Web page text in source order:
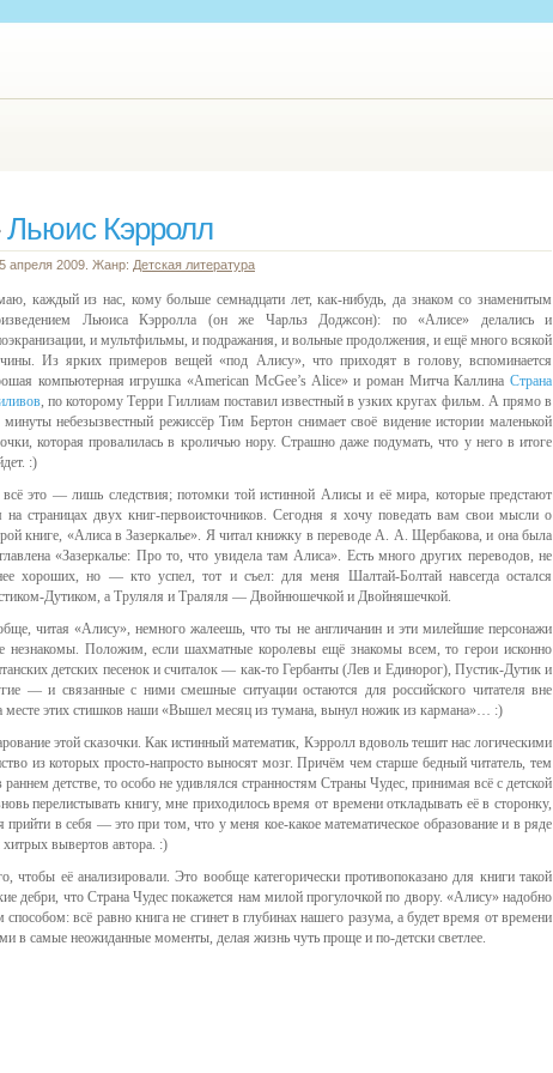
Льюис Кэрролл
апреля 2009. Жанр: Детская литература
каждый из нас, кому больше семнадцати лет, как-нибудь, да знаком со знаменитым
Льюиса Кэрролла (он же Чарльз Доджсон): по «Алисе» делались и
и мультфильмы, и подражания, и вольные продолжения, и ещё много всякой
Из ярких примеров вещей «под Алису», что приходят в голову, вспоминается
компьютерная игрушка «American McGee’s Alice» и роман Митча Каллина Страна
, по которому Терри Гиллиам поставил известный в узких кругах фильм. А прямо в
минуты небезызвестный режиссёр Тим Бертон снимает своё видение истории маленькой
которая провалилась в кроличью нору. Страшно даже подумать, что у него в итоге
:)
это — лишь следствия; потомки той истинной Алисы и её мира, которые предстают
на страницах двух книг-первоисточников. Сегодня я хочу поведать вам свои мысли о
книге, «Алиса в Зазеркалье». Я читал книжку в переводе А. А. Щербакова, и она была
«Зазеркалье: Про то, что увидела там Алиса». Есть много других переводов, не
хороших, но — кто успел, тот и съел: для меня Шалтай-Болтай навсегда остался
Дутиком, а Труляля и Траляля — Двойнюшечкой и Двойняшечкой.
читая «Алису», немного жалеешь, что ты не англичанин и эти милейшие персонажи
незнакомы. Положим, если шахматные королевы ещё знакомы всем, то герои исконно
детских песенок и считалок — как-то Гербанты (Лев и Единорог), Пустик-Дутик и
— и связанные с ними смешные ситуации остаются для российского читателя вне
месте этих стишков наши «Вышел месяц из тумана, вынул ножик из кармана»… :)
этой сказочки. Как истинный математик, Кэрролл вдоволь тешит нас логическими
из которых просто-напросто выносят мозг. Причём чем старше бедный читатель, тем
детстве, то особо не удивлялся странностям Страны Чудес, принимая всё с детской
перелистывать книгу, мне приходилось время от времени откладывать её в сторонку,
в себя — это при том, что у меня кое-какое математическое образование и в ряде
хитрых вывертов автора. :)
чтобы её анализировали. Это вообще категорически противопоказано для книги такой
дебри, что Страна Чудес покажется нам милой прогулочкой по двору. «Алису» надобно
способом: всё равно книга не сгинет в глубинах нашего разума, а будет время от времени
самые неожиданные моменты, делая жизнь чуть проще и по-детски светлее.